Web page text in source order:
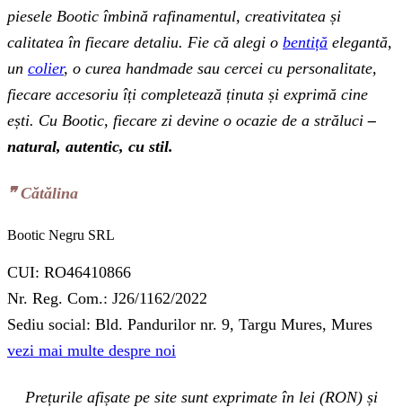
piesele Bootic îmbină rafinamentul, creativitatea și
calitatea în fiecare detaliu. Fie că alegi o bentiță elegantă,
un colier, o curea handmade sau cercei cu personalitate,
fiecare accesoriu îți completează ținuta și exprimă cine
ești. Cu Bootic, fiecare zi devine o ocazie de a străluci –
natural, autentic, cu stil.
❞‬ Cătălina
Bootic Negru SRL
CUI: RO46410866
Nr. Reg. Com.: J26/1162/2022
Sediu social: Bld. Pandurilor nr. 9, Targu Mures, Mures
vezi mai multe despre noi
Prețurile afișate pe site sunt exprimate în lei (RON) și